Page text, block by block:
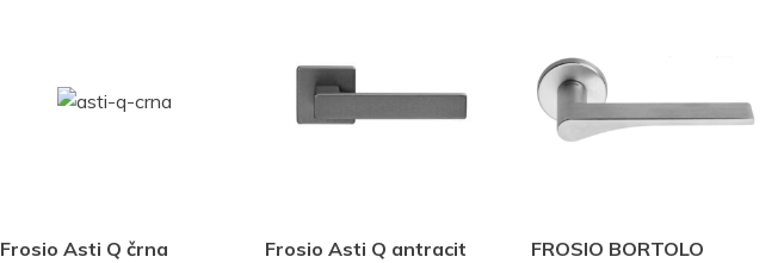
Frosio Asti Q črna Frosio Asti Q antracit
FROSIO BORTOLO